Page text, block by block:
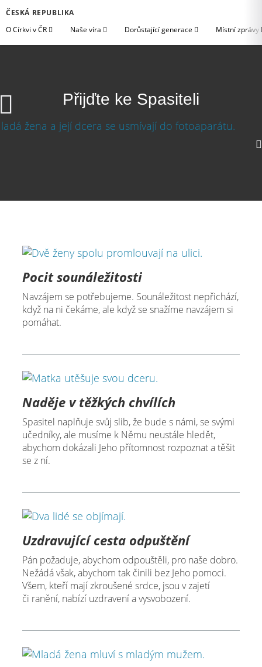
ČESKÁ REPUBLIKA
O Církvi v ČR
Naše víra Dorůstající generace Místní zprávy
Přijďte ke Spasiteli
Pocit sounáležitosti
Navzájem se potřebujeme. Sounáležitost nepřichází,
když na ni čekáme, ale když se snažíme navzájem si
pomáhat.
Naděje v těžkých chvílích
Spasitel naplňuje svůj slib, že bude s námi, se svými
učedníky, ale musíme k Němu neustále hledět,
abychom dokázali Jeho přítomnost rozpoznat a těšit
se z ní.
Uzdravující cesta odpuštění
Pán požaduje, abychom odpouštěli, pro naše dobro.
Nežádá však, abychom tak činili bez Jeho pomoci.
Všem, kteří mají zkroušené srdce, jsou v zajetí
či ranění, nabízí uzdravení a vysvobození.